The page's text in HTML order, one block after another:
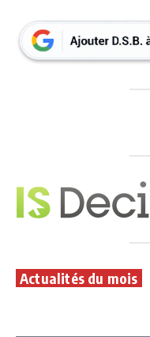
Actualités du mois